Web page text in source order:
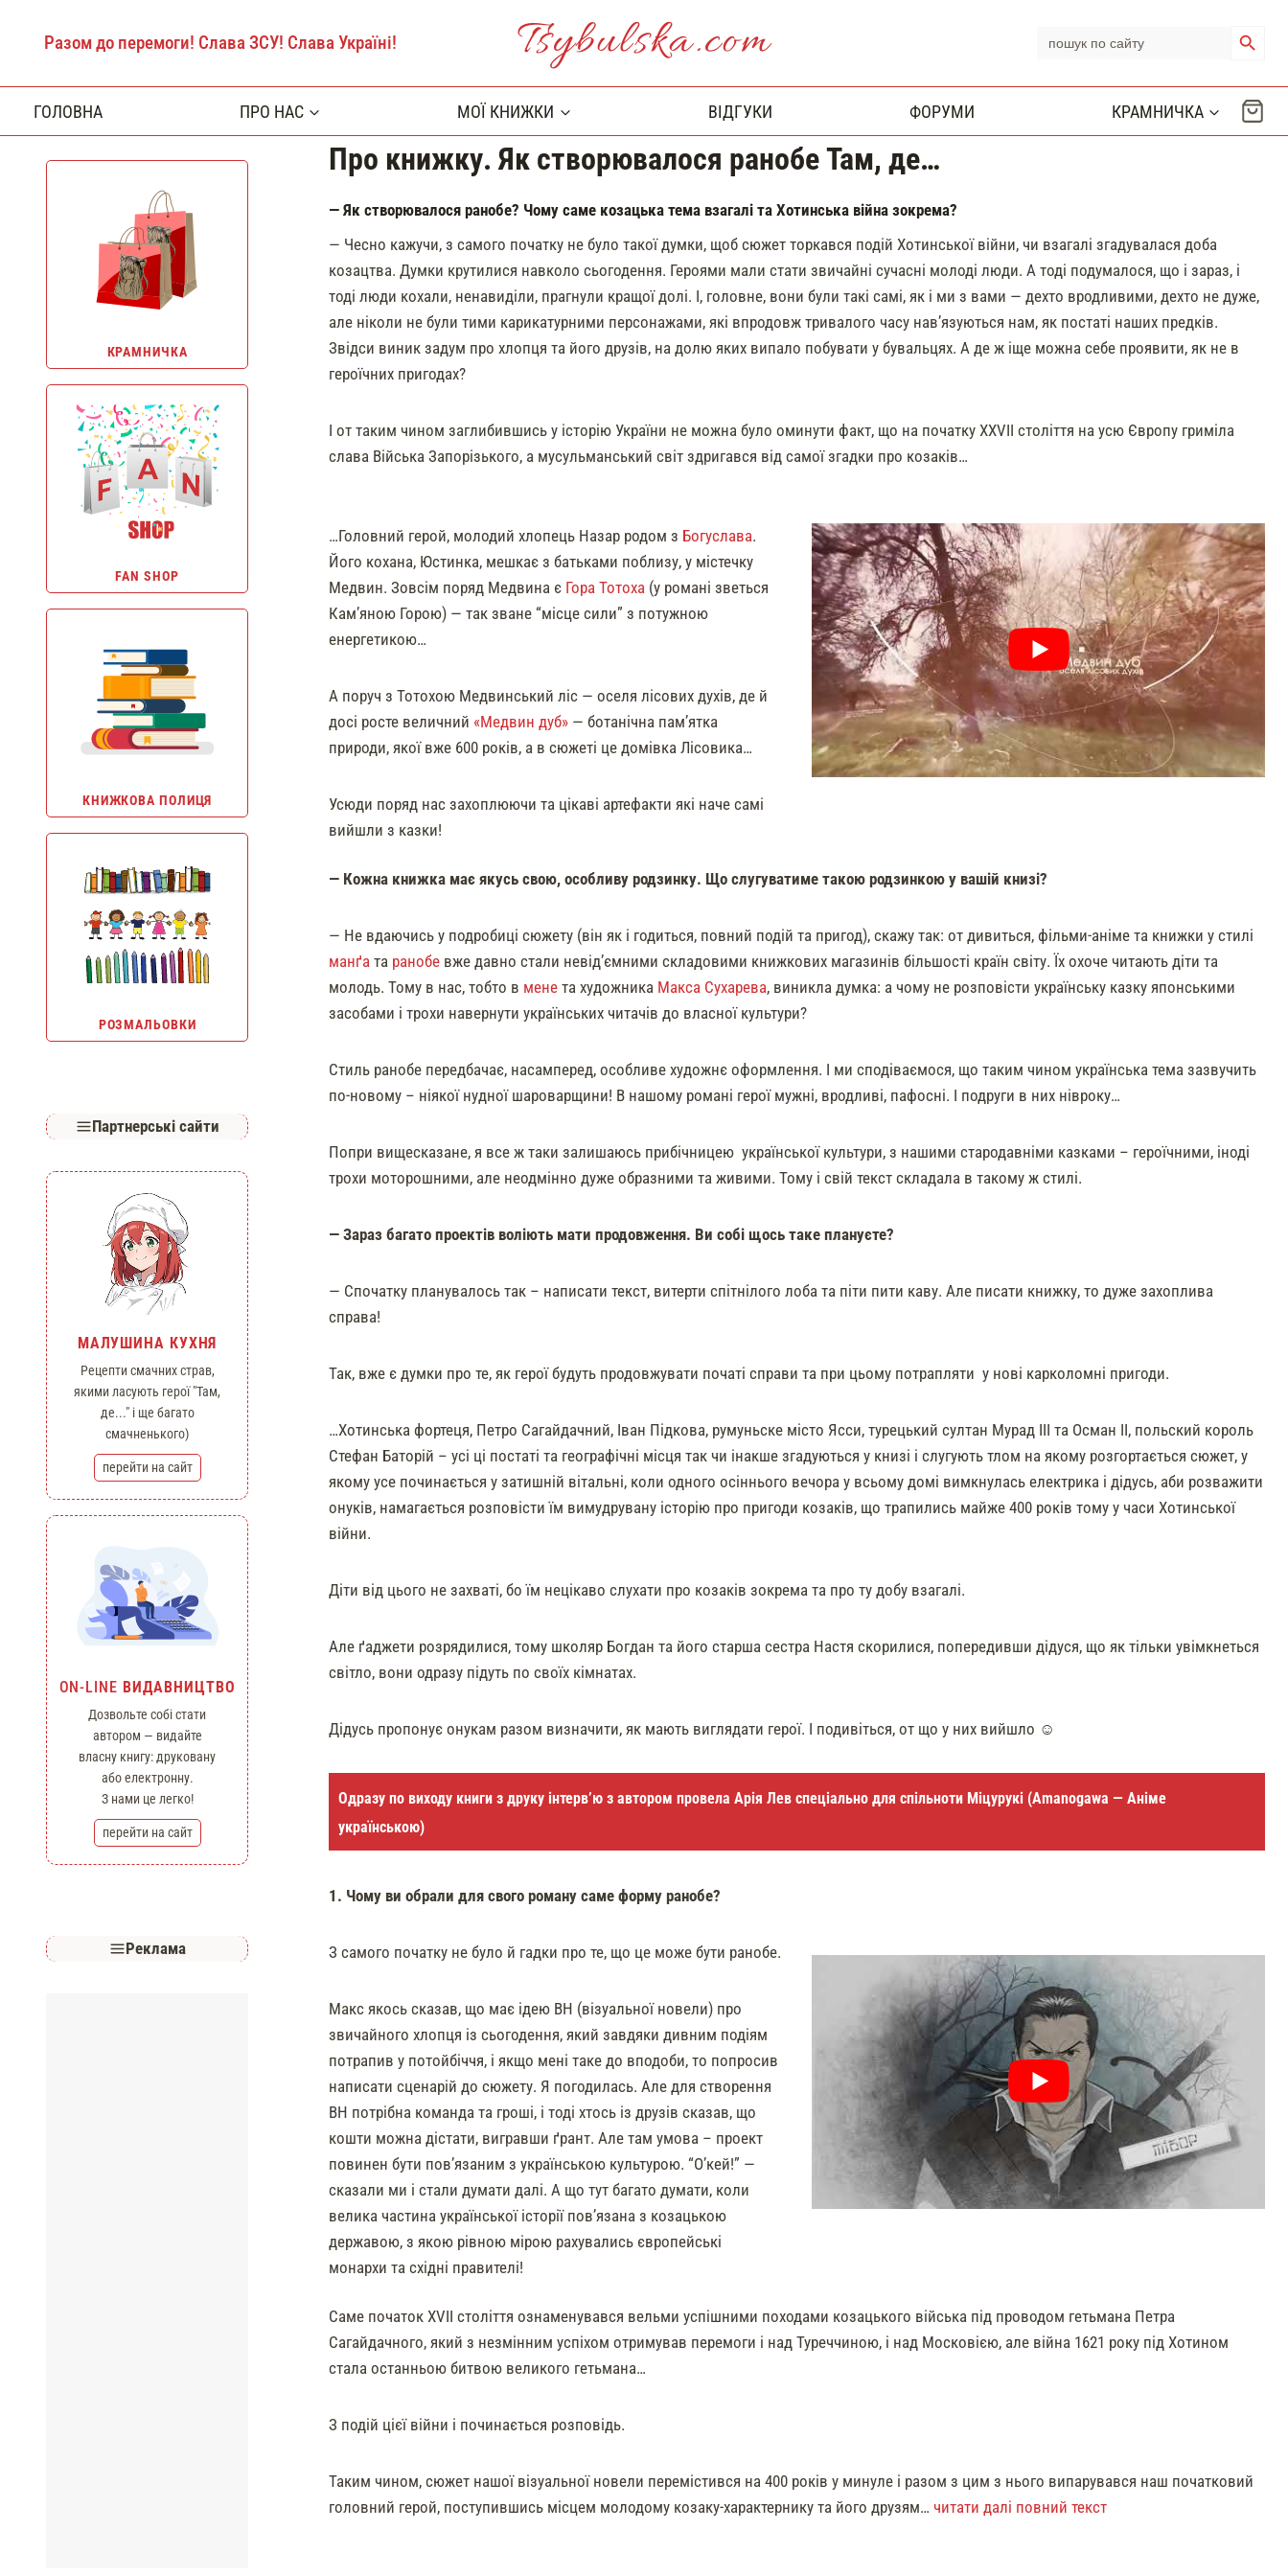
Разом до перемоги! Слава ЗСУ! Слава Україні! Tsybulska.com
for:
ГОЛОВНА ПРО НАС МОЇ КНИЖКИ ВІДГУКИ ФОРУМИ КРАМНИЧКА
Про книжку. Як створювалося ранобе Там, де…
— Як створювалося ранобе? Чому саме козацька тема взагалі та Хотинська війна зокрема?
— Чесно кажучи, з самого початку не було такої думки, щоб сюжет торкався подій Хотинської війни, чи взагалі згадувалася доба
козацтва. Думки крутилися навколо сьогодення. Героями мали стати звичайні сучасні молоді люди. А тоді подумалося, що і зараз, і
тоді люди кохали, ненавиділи, прагнули кращої долі. І, головне, вони були такі самі, як і ми з вами — дехто вродливими, дехто не дуже,
але ніколи не були тими карикатурними персонажами, які впродовж тривалого часу нав’язуються нам, як постаті наших предків.
Звідси виник задум про хлопця та його друзів, на долю яких випало побувати у бувальцях. А де ж іще можна себе проявити, як не в
героїчних пригодах?
І от таким чином заглибившись у історію України не можна було оминути факт, що на початку XXVII століття на усю Європу гриміла
слава Війська Запорізького, а мусульманський світ здригався від самої згадки про козаків…
…Головний герой, молодий хлопець Назар родом з Богуслава.
Його кохана, Юстинка, мешкає з батьками поблизу, у містечку
Медвин. Зовсім поряд Медвина є Гора Тотоха (у романі зветься
Кам’яною Горою) — так зване “місце сили” з потужною
енергетикою…
А поруч з Тотохою Медвинський ліс — оселя лісових духів, де й
досі росте величний «Медвин дуб»— ботанічна пам’ятка
природи, якої вже 600 років, а в сюжеті це домівка Лісовика…
Усюди поряд нас захоплюючи та цікаві артефакти які наче самі
вийшли з казки!
— Кожна книжка має якусь свою, особливу родзинку. Що слугуватиме такою родзинкою у вашій книзі?
— Не вдаючись у подробиці сюжету (він як і годиться, повний подій та пригод), скажу так: от дивиться, фільми-аніме та книжки у стилі
манґа та ранобевже давно стали невід’ємними складовими книжкових магазинів більшості країн світу. Їх охоче читають діти та
молодь. Тому в нас, тобто в менета художника Макса Сухарева, виникла думка: а чому не розповісти українську казку японськими
засобами і трохи навернути українських читачів до власної культури?
Стиль ранобе передбачає, насамперед, особливе художнє оформлення. І ми сподіваємося, що таким чином українська тема зазвучить
по-новому – ніякої нудної шароварщини! В нашому романі герої мужні, вродливі, пафосні. І подруги в них нівроку…
Попри вищесказане, я все ж таки залишаюсь прибічницею української культури, з нашими стародавніми казками – героїчними, іноді
трохи моторошними, але неодмінно дуже образними та живими. Тому і свій текст складала в такому ж стилі.
— Зараз багато проектів воліють мати продовження. Ви собі щось таке плануєте?
— Спочатку планувалось так – написати текст, витерти спітнілого лоба та піти пити каву. Але писати книжку, то дуже захоплива
справа!
Так, вже є думки про те, як герої будуть продовжувати початі справи та при цьому потрапляти у нові карколомні пригоди.
…Хотинська фортеця, Петро Сагайдачний, Іван Підкова, румуньске місто Ясси, турецький султан Мурад III та Осман II, польский король
Стефан Баторій – усі ці постаті та географічні місця так чи інакше згадуються у книзі і слугують тлом на якому розгортається сюжет, у
якому усе починається у затишній вітальні, коли одного осіннього вечора у всьому домі вимкнулась електрика і дідусь, аби розважити
онуків, намагається розповісти їм вимудрувану історію про пригоди козаків, що трапились майже 400 років тому у часи Хотинської
війни.
Діти від цього не захваті, бо їм нецікаво слухати про козаків зокрема та про ту добу взагалі.
Але ґаджети розрядилися, тому школяр Богдан та його старша сестра Настя скорилися, попередивши дідуся, що як тільки увімкнеться
світло, вони одразу підуть по своїх кімнатах.
Дідусь пропонує онукам разом визначити, як мають виглядати герої. І подивіться, от що у них вийшло ☺
Одразу по виходу книги з друку інтерв’ю з автором провелаАрія Левспеціально для спільноти Міцурукі (Amanogawa — Аніме
українською)
1. Чому ви обрали для свого роману саме форму ранобе?
З самого початку не було й гадки про те, що це може бути ранобе.
Макс якось сказав, що має ідею ВН (візуальної новели) про
звичайного хлопця із сьогодення, який завдяки дивним подіям
потрапив у потойбіччя, і якщо мені таке до вподоби, то попросив
написати сценарій до сюжету. Я погодилась. Але для створення
ВН потрібна команда та гроші, і тоді хтось із друзів сказав, що
кошти можна дістати, вигравши ґрант. Але там умова – проект
повинен бути пов’язаним з українською культурою. “О’кей!” —
сказали ми і стали думати далі. А що тут багато думати, коли
велика частина української історії пов’язана з козацькою
державою, з якою рівною мірою рахувались європейські
монархи та східні правителі!
Саме початок ХVII століття ознаменувався вельми успішними походами козацького війська під проводом гетьмана Петра
Сагайдачного, який з незмінним успіхом отримував перемоги і над Туреччиною, і над Московією, але війна 1621 року під Хотином
стала останньою битвою великого гетьмана…
З подій цієї війни і починається розповідь.
Таким чином, сюжет нашої візуальної новели перемістився на 400 років у минуле і разом з цим з нього випарувався наш початковий
головний герой, поступившись місцем молодому козаку-характернику та його друзям… читати далі повний текст
КРАМНИЧКА
FAN SHOP
КНИЖКОВА ПОЛИЦЯ
РОЗМАЛЬОВКИ
Партнерські сайти
МАЛУШИНА КУХНЯ
Рецепти смачних страв,
якими ласують герої "Там,
де..." і ще багато
смачненького)
перейти на сайт
ON-LINE ВИДАВНИЦТВО
Дозвольте собі стати
автором — видайте
власну книгу: друковану
або електронну.
З нами це легко!
перейти на сайт
Реклама